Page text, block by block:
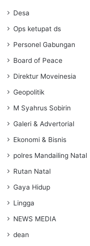
Desa
Ops ketupat ds
Personel Gabungan
Board of Peace
Direktur Moveinesia
Geopolitik
M Syahrus Sobirin
Galeri & Advertorial
Ekonomi & Bisnis
polres Mandailing Natal
Rutan Natal
Gaya Hidup
Lingga
NEWS MEDIA
dean